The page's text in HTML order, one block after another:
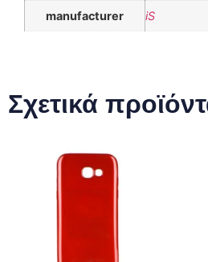
manufacturer iS
Σχετικά